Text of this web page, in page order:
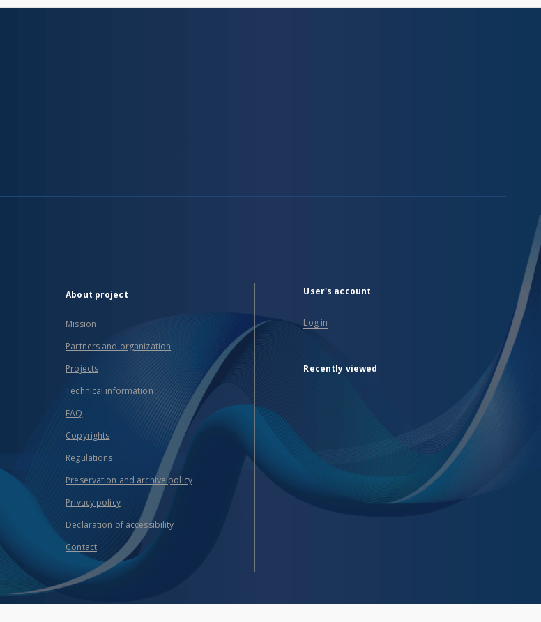
About project
Mission
Partners and organization
Projects
Technical information
FAQ
Copyrights
Regulations
Preservation and archive policy
Privacy policy
Declaration of accessibility
Contact
User's account
Log in
Recently viewed